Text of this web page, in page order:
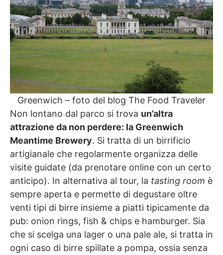
Greenwich – foto del blog The Food Traveler
Non lontano dal parco si trova un’altra
attrazione da non perdere: la Greenwich
Meantime Brewery. Si tratta di un birrificio
artigianale che regolarmente organizza delle
visite guidate (da prenotare online con un certo
anticipo). In alternativa al tour, la tasting room è
sempre aperta e permette di degustare oltre
venti tipi di birre insieme a piatti tipicamente da
pub: onion rings, fish & chips e hamburger. Sia
che si scelga una lager o una pale ale, si tratta in
ogni caso di birre spillate a pompa, ossia senza